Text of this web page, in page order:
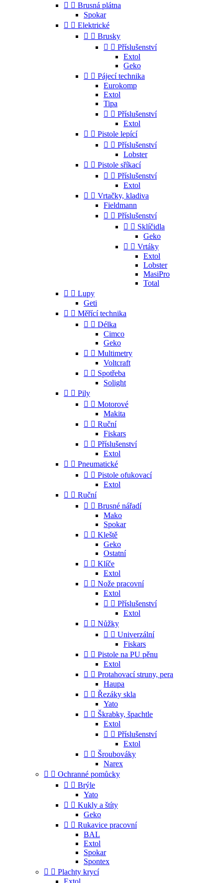
  Brusná plátna
Spokar
  Elektrické
  Brusky
  Příslušenství
Extol
Geko
  Pájecí technika
Eurokomp
Extol
Tipa
  Příslušenství
Extol
  Pistole lepící
  Příslušenství
Lobster
  Pistole sříkací
  Příslušenství
Extol
  Vrtačky, kladiva
Fieldmann
  Příslušenství
  Sklíčidla
Geko
  Vrtáky
Extol
Lobster
MasiPro
Total
  Lupy
Geti
  Měřící technika
  Délka
Cimco
Geko
  Multimetry
Voltcraft
  Spotřeba
Solight
  Pily
  Motorové
Makita
  Ruční
Fiskars
  Příslušenství
Extol
  Pneumatické
  Pistole ofukovací
Extol
  Ruční
  Brusné nářadí
Mako
Spokar
  Kleště
Geko
Ostatní
  Klíče
Extol
  Nože pracovní
Extol
  Příslušenství
Extol
  Nůžky
  Univerzální
Fiskars
  Pistole na PU pěnu
Extol
  Protahovací struny, pera
Haupa
  Řezáky skla
Yato
  Škrabky, špachtle
Extol
  Příslušenství
Extol
  Šroubováky
Narex
  Ochranné pomůcky
  Brýle
Yato
  Kukly a štíty
Geko
  Rukavice pracovní
BAL
Extol
Spokar
Spontex
  Plachty krycí
Extol